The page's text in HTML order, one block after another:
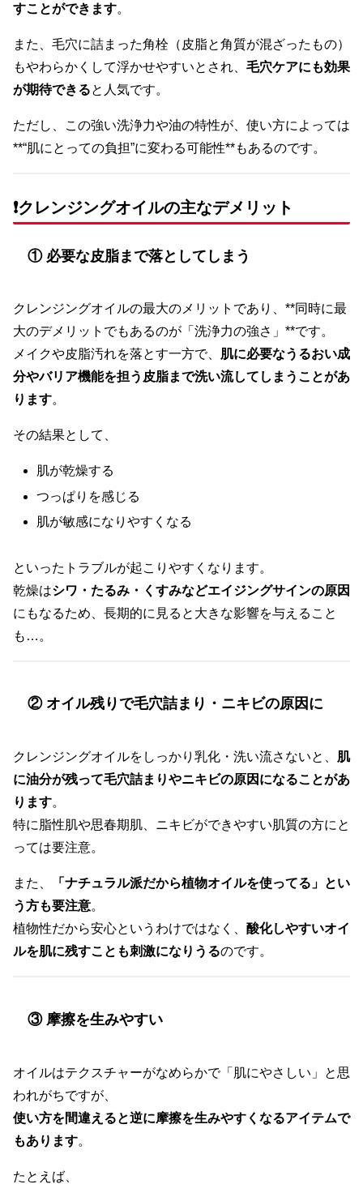
すことができます。
また、毛穴に詰まった角栓（皮脂と角質が混ざったもの）
もやわらかくして浮かせやすいとされ、 毛穴ケアにも効果
が期待できると人気です。
ただし、この強い洗浄力や油の特性が、使い方によっては
**“肌にとっての負担”に変わる可能性**もあるのです。
❗クレンジングオイルの主なデメリット
① 必要な皮脂まで落としてしまう
クレンジングオイルの最大のメリットであり、**同時に最
大のデメリットでもあるのが「洗浄力の強さ」**です。
メイクや皮脂汚れを落とす一方で、 肌に必要なうるおい成
分やバリア機能を担う皮脂まで洗い流してしまうことがあ
ります。
その結果として、
肌が乾燥する
つっぱりを感じる
肌が敏感になりやすくなる
といったトラブルが起こりやすくなります。
乾燥はシワ・たるみ・くすみなどエイジングサインの原因
にもなるため、長期的に見ると大きな影響を与えること
も…。
② オイル残りで毛穴詰まり・ニキビの原因に
クレンジングオイルをしっかり乳化・洗い流さないと、 肌
に油分が残って毛穴詰まりやニキビの原因になることがあ
ります。
特に脂性肌や思春期肌、ニキビができやすい肌質の方にと
っては要注意。
また、
「ナチュラル派だから植物オイルを使ってる」とい
う方も要注意。
植物性だから安心というわけではなく、 酸化しやすいオイ
ルを肌に残すことも刺激になりうるのです。
③ 摩擦を生みやすい
オイルはテクスチャーがなめらかで「肌にやさしい」と思
われがちですが、
使い方を間違えると逆に摩擦を生みやすくなるアイテムで
もあります。
たとえば、